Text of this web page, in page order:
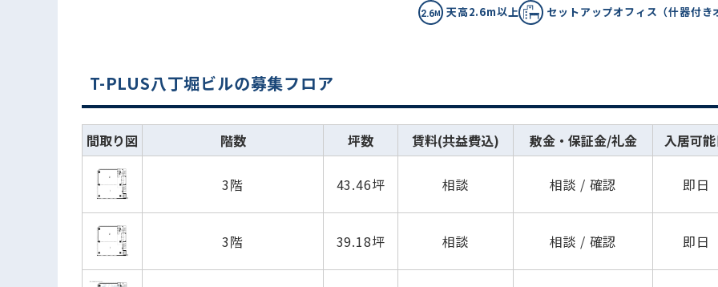
天高2.6m以上 セットアップオフィス（什器付き
T-PLUS八丁堀ビルの募集フロア
間取り図 階数 坪数 賃料(共益費込) 敷金・保証金/礼金 入居可能
3階 43.46坪 相談 相談 / 確認 即日
3階 39.18坪 相談 相談 / 確認 即日